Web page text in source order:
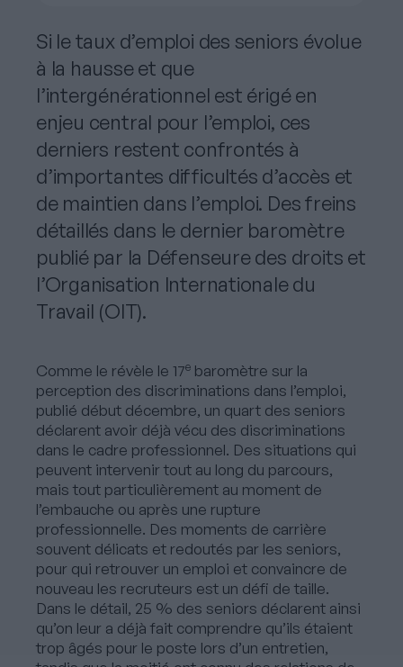
Si le taux d’emploi des seniors évolue
à la hausse et que
l’intergénérationnel est érigé en
enjeu central pour l’emploi, ces
derniers restent confrontés à
d’importantes difficultés d’accès et
de maintien dans l’emploi. Des freins
détaillés dans le dernier baromètre
publié par la Défenseure des droits et
l’Organisation Internationale du
Travail (OIT).
Comme le révèle le 17e baromètre sur la
perception des discriminations dans l’emploi,
publié début décembre, un quart des seniors
déclarent avoir déjà vécu des discriminations
dans le cadre professionnel. Des situations qui
peuvent intervenir tout au long du parcours,
mais tout particulièrement au moment de
l’embauche ou après une rupture
professionnelle. Des moments de carrière
souvent délicats et redoutés par les seniors,
pour qui retrouver un emploi et convaincre de
nouveau les recruteurs est un défi de taille.
Dans le détail, 25 % des seniors déclarent ainsi
qu’on leur a déjà fait comprendre qu’ils étaient
trop âgés pour le poste lors d’un entretien,